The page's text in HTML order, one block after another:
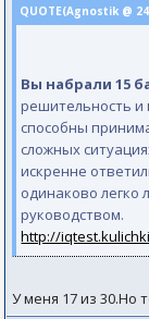
QUOTE(Agnostik @
Вы набрали 15
решительность и
способны
сложных
искренне
одинаково легко
руководством.
http://
У меня 17 из 30.Но